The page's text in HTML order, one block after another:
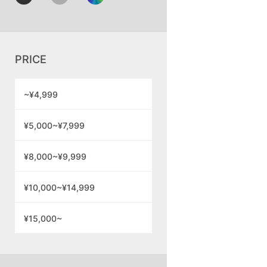
PRICE
~¥4,999
¥5,000~¥7,999
¥8,000~¥9,999
¥10,000~¥14,999
¥15,000~